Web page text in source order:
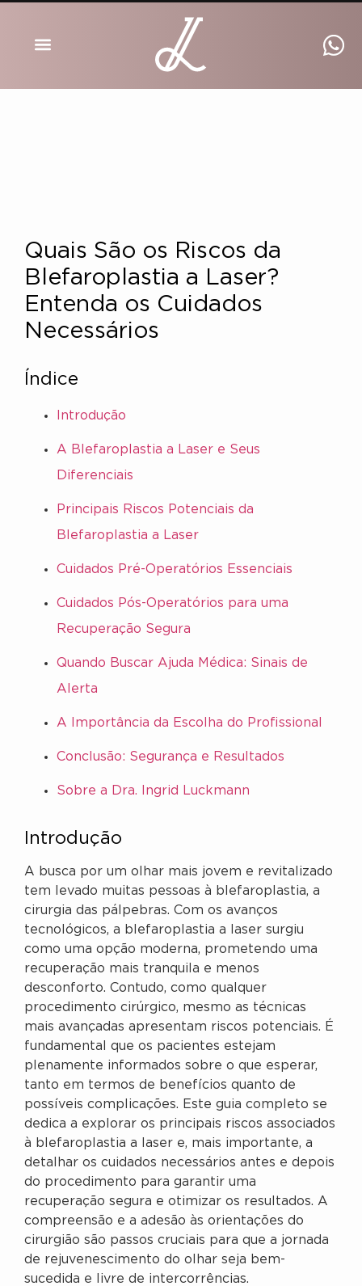
Quais São os Riscos da
Blefaroplastia a Laser?
Entenda os Cuidados
Necessários
Índice
Introdução
A Blefaroplastia a Laser e Seus
Diferenciais
Principais Riscos Potenciais da
Blefaroplastia a Laser
Cuidados Pré-Operatórios Essenciais
Cuidados Pós-Operatórios para uma
Recuperação Segura
Quando Buscar Ajuda Médica: Sinais de
Alerta
A Importância da Escolha do Profissional
Conclusão: Segurança e Resultados
Sobre a Dra. Ingrid Luckmann
Introdução
A busca por um olhar mais jovem e revitalizado
tem levado muitas pessoas à blefaroplastia, a
cirurgia das pálpebras. Com os avanços
tecnológicos, a blefaroplastia a laser surgiu
como uma opção moderna, prometendo uma
recuperação mais tranquila e menos
desconforto. Contudo, como qualquer
procedimento cirúrgico, mesmo as técnicas
mais avançadas apresentam riscos potenciais. É
fundamental que os pacientes estejam
plenamente informados sobre o que esperar,
tanto em termos de benefícios quanto de
possíveis complicações. Este guia completo se
dedica a explorar os principais riscos associados
à blefaroplastia a laser e, mais importante, a
detalhar os cuidados necessários antes e depois
do procedimento para garantir uma
recuperação segura e otimizar os resultados. A
compreensão e a adesão às orientações do
cirurgião são passos cruciais para que a jornada
de rejuvenescimento do olhar seja bem-
sucedida e livre de intercorrências.